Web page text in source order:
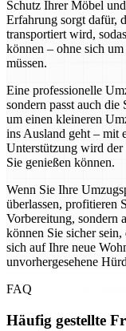
Schutz Ihrer Möbel
Erfahrung sorgt dafür,
transportiert wird,
können – ohne sich
müssen.
Eine professionelle
sondern passt auch die
um einen kleineren
ins Ausland geht – mit
Unterstützung wird der
Sie genießen können.
Wenn Sie Ihre
überlassen, profitieren
Vorbereitung, sondern
können Sie sicher
sich auf Ihre neue
unvorhergesehene
FAQ
Häufig gestellte